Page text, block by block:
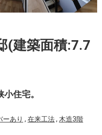
(建築面積:7.7
住宅。
ーあり , 在来工法, 木造3階